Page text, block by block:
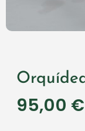
95,00 €